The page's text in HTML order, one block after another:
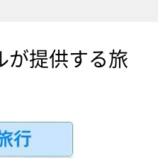
が提供する旅